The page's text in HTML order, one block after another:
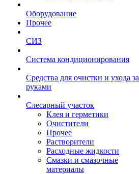
Оборудование
Прочее
СИЗ
Система кондиционирования
Средства для очистки и ухода за
руками
Слесарный участок
Клея и герметики
Очистители
Прочее
Растворители
Расходные жидкости
Смазки и смазочные
материалы